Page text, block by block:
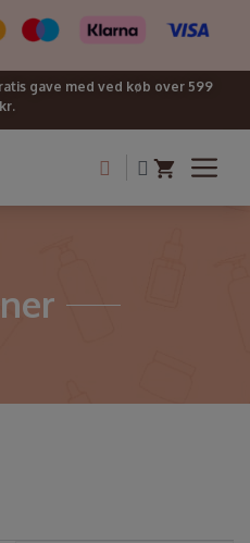
gave med ved køb over 599
kr.